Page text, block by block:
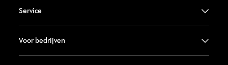
Service
Voor bedrijven